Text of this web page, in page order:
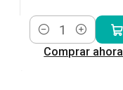
Cantidad
Comprar ahora